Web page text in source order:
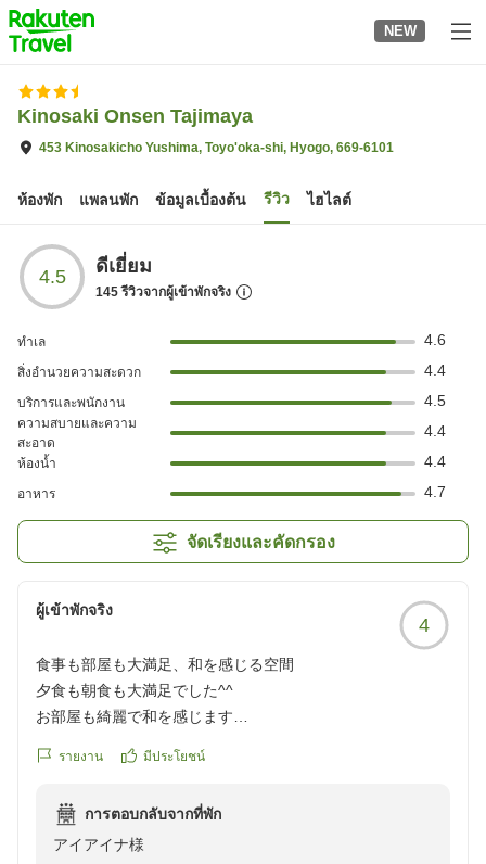
to
top
page
NEW
Kinosaki Onsen Tajimaya
453 Kinosakicho Yushima, Toyo'oka-shi, Hyogo, 669-6101
ห้องพัก แพลนพัก ข้อมูลเบื้องต้น รีวิว ไฮไลต์
4.5 ดีเยี่ยม
145รีวิวจากผู้เข้าพักจริง
ทำเล 4.6
สิ่งอำนวยความสะดวก 4.4
บริการและพนักงาน 4.5
ความสบายและความ
สะอาด
4.4
ห้องน้ำ 4.4
อาหาร 4.7
จัดเรียงและคัดกรอง
ผู้เข้าพักจริง
4
食事も部屋も大満足、和を感じる空間
夕食も朝食も大満足でした^^
お部屋も綺麗で和を感じます
クチコミの詳細はこちらから
reviewId=33123478453049
รายงาน มีประโยชน์
การตอบกลับจากที่พัก
アイアイナ様